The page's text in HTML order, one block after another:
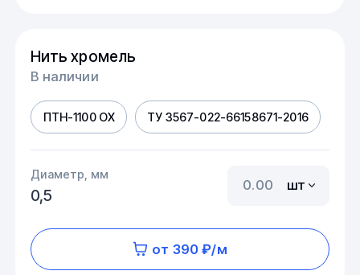
Нить хромель
В наличии
ПТН-1100 ОХ ТУ 3567-022-66158671-2016
Диаметр, мм
0,5
шт
от 390 ₽/м